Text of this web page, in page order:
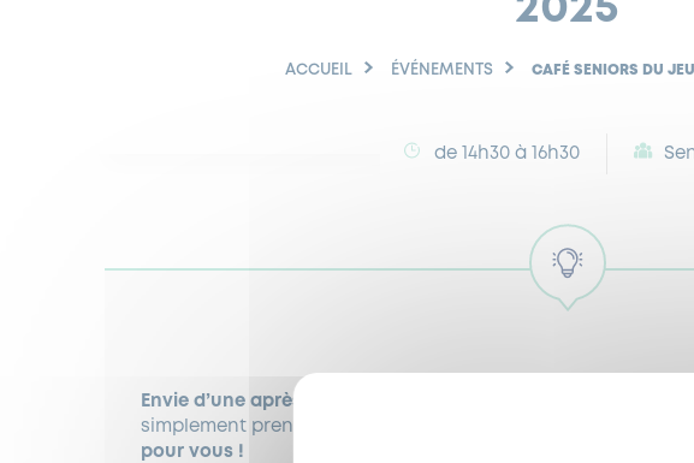
2025
ACCUEIL ÉVÉNEMENTS CAFÉ SENIORS DU
de 14h30 à 16h30
Envie d’une après-midi conviviale,
simplement prendre une collation dans une ambiance
pour vous !